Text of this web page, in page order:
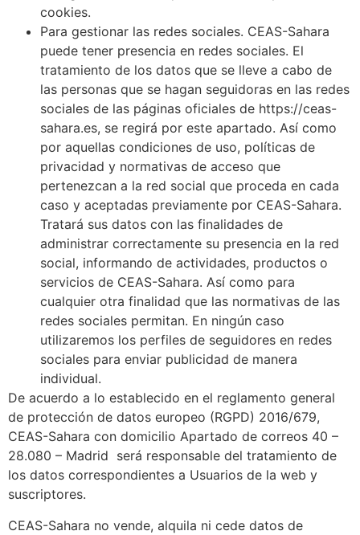
cookies.
Para gestionar las redes sociales. CEAS-Sahara
puede tener presencia en redes sociales. El
tratamiento de los datos que se lleve a cabo de
las personas que se hagan seguidoras en las redes
sociales de las páginas oficiales de https://ceas-
sahara.es, se regirá por este apartado. Así como
por aquellas condiciones de uso, políticas de
privacidad y normativas de acceso que
pertenezcan a la red social que proceda en cada
caso y aceptadas previamente por CEAS-Sahara.
Tratará sus datos con las finalidades de
administrar correctamente su presencia en la red
social, informando de actividades, productos o
servicios de CEAS-Sahara. Así como para
cualquier otra finalidad que las normativas de las
redes sociales permitan. En ningún caso
utilizaremos los perfiles de seguidores en redes
sociales para enviar publicidad de manera
individual.
De acuerdo a lo establecido en el reglamento general
de protección de datos europeo (RGPD) 2016/679,
CEAS-Sahara con domicilio Apartado de correos 40 –
28.080 – Madrid será responsable del tratamiento de
los datos correspondientes a Usuarios de la web y
suscriptores.
CEAS-Sahara no vende, alquila ni cede datos de